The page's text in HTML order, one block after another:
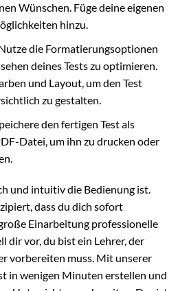
Wünschen. Füge deine eigenen
hinzu.
die Formatierungsoptionen
deines Tests zu optimieren.
und Layout, um den Test
zu gestalten.
den fertigen Test als
Datei, um ihn zu drucken oder
und intuitiv die Bedienung ist.
dass du dich sofort
Einarbeitung professionelle
dir vor, du bist ein Lehrer, der
vorbereiten muss. Mit unserer
in wenigen Minuten erstellen und